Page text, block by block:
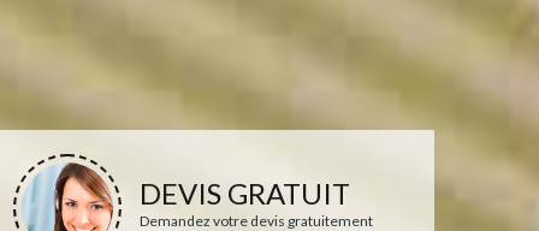
DEVIS GRATUIT
Demandez votre devis gratuitement